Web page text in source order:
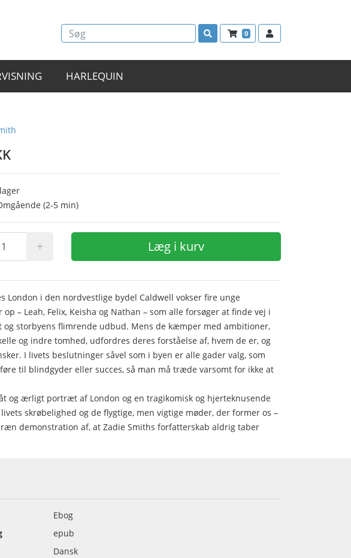
0
HARLEQUIN
(2-5 min)
+ Læg i kurv
London i den nordvestlige bydel Caldwell vokser fire unge
op – Leah, Felix, Keisha og Nathan – som alle forsøger at finde vej i
og storbyens flimrende udbud. Mens de kæmper med ambitioner,
og indre tomhed, udfordres deres forståelse af, hvem de er, og
I livets beslutninger såvel som i byen er alle gader valg, som
til blindgyder eller succes, så man må træde varsomt for ikke at
og ærligt portræt af London og en tragikomisk og hjerteknusende
skrøbelighed og de flygtige, men vigtige møder, der former os –
demonstration af, at Zadie Smiths forfatterskab aldrig taber
Ebog
epub
Dansk